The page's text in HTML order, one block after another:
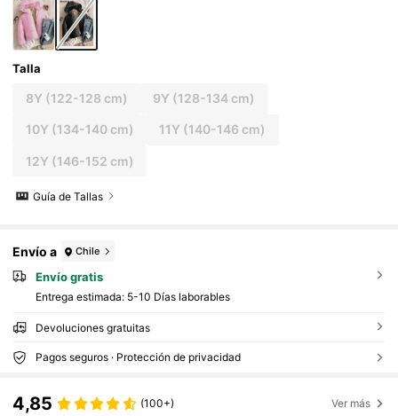
Talla
8Y (122-128 cm) 9Y (128-134 cm)
10Y (134-140 cm) 11Y (140-146 cm)
12Y (146-152 cm)
Guía de Tallas
Envío a Chile
Envío gratis
Entrega estimada: 5-10 Días laborables
Devoluciones gratuitas
Pagos seguros · Protección de privacidad
4,85 (100+) Ver más